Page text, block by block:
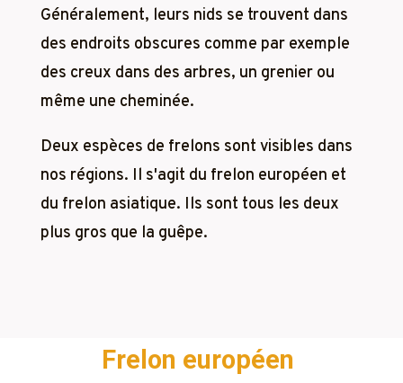
Généralement, leurs nids se trouvent dans
des endroits obscures comme par exemple
des creux dans des arbres, un grenier ou
même une cheminée.
Deux espèces de frelons sont visibles dans
nos régions. Il s'agit du frelon européen et
du frelon asiatique. Ils sont tous les deux
plus gros que la guêpe.
Frelon européen